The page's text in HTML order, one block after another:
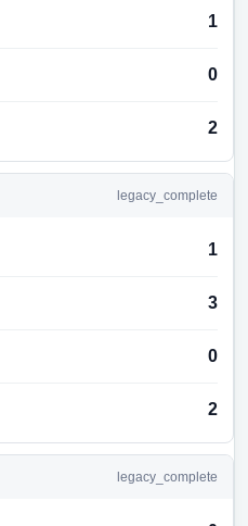
1
0
2
legacy_complete
1
3
0
2
legacy_complete